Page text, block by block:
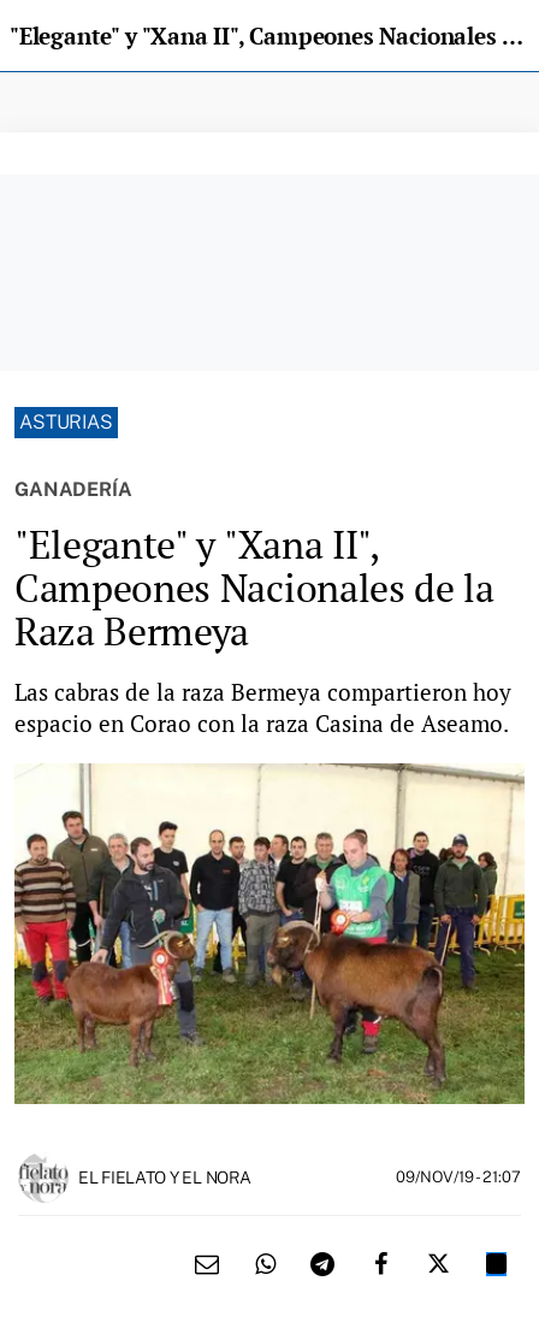
"Elegante" y "Xana II", Campeones Nacionales de la Raza Bermeya
ASTURIAS
GANADERÍA
"Elegante" y "Xana II",
Campeones Nacionales de la
Raza Bermeya
Las cabras de la raza Bermeya compartieron hoy
espacio en Corao con la raza Casina de Aseamo.
EL FIELATO Y EL NORA 09/NOV/19- 21:07